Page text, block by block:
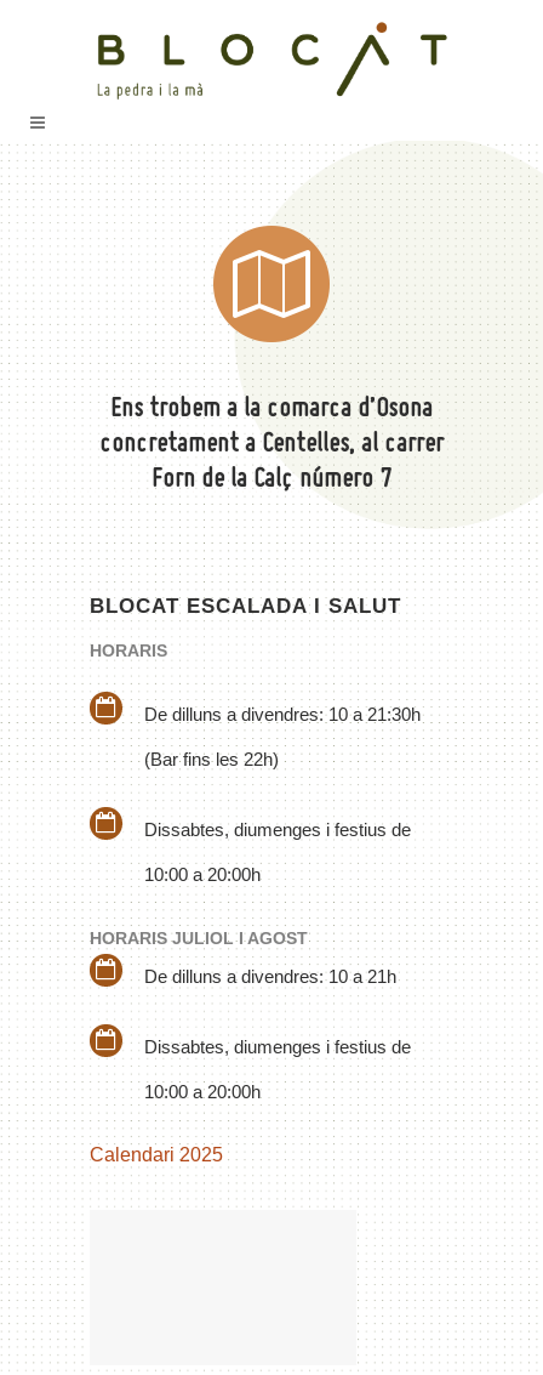
Ens trobem a la comarca d’Osona
concretament a Centelles, al carrer
Forn de la Calç número 7
BLOCAT ESCALADA I SALUT
HORARIS
De dilluns a divendres: 10 a 21:30h
(Bar fins les 22h)
Dissabtes, diumenges i festius de
10:00 a 20:00h
HORARIS JULIOL I AGOST
De dilluns a divendres: 10 a 21h
Dissabtes, diumenges i festius de
10:00 a 20:00h
Calendari 2025